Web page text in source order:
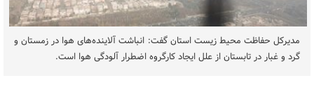
مدیرکل حفاظت محیط زیست استان گفت: انباشت آلاینده‌های هوا در زمستان و
گرد و غبار در تابستان از علل ایجاد کارگروه اضطرار آلودگی هوا است.